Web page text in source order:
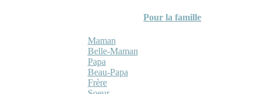
Pour la famille
Maman
Belle-Maman
Papa
Beau-Papa
Frère